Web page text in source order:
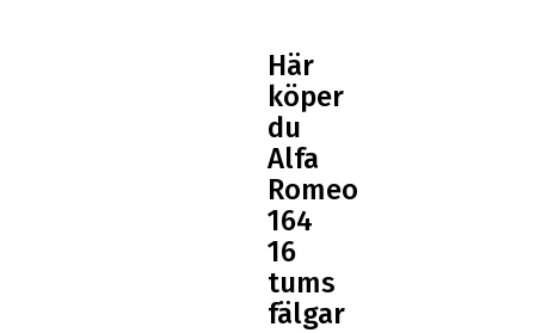
Här
köper
du
Alfa
Romeo
164
16
tums
fälgar